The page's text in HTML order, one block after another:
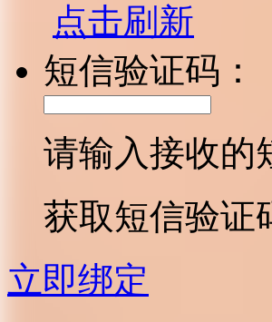
点击刷新
短信验证码：
请输入接收的
获取短信验证
立即绑定